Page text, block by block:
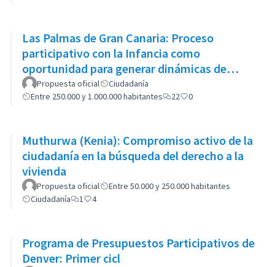
Las Palmas de Gran Canaria: Proceso
participativo con la Infancia como
oportunidad para generar dinámicas de
cambio en las políticas del municipio
Propuesta oficial
Ciudadanía
Entre 250.000 y 1.000.000 habitantes
22 0
Muthurwa (Kenia): Compromiso activo de la
ciudadanía en la búsqueda del derecho a la
vivienda
Propuesta oficial
Entre 50.000 y 250.000 habitantes
Ciudadanía
1 4
Programa de Presupuestos Participativos de
Denver: Primer cicl